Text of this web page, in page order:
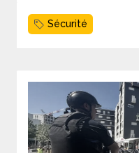
Sécurité